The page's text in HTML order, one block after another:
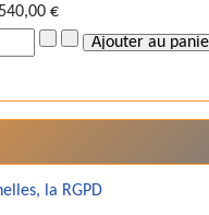
540,00 €
la RGPD